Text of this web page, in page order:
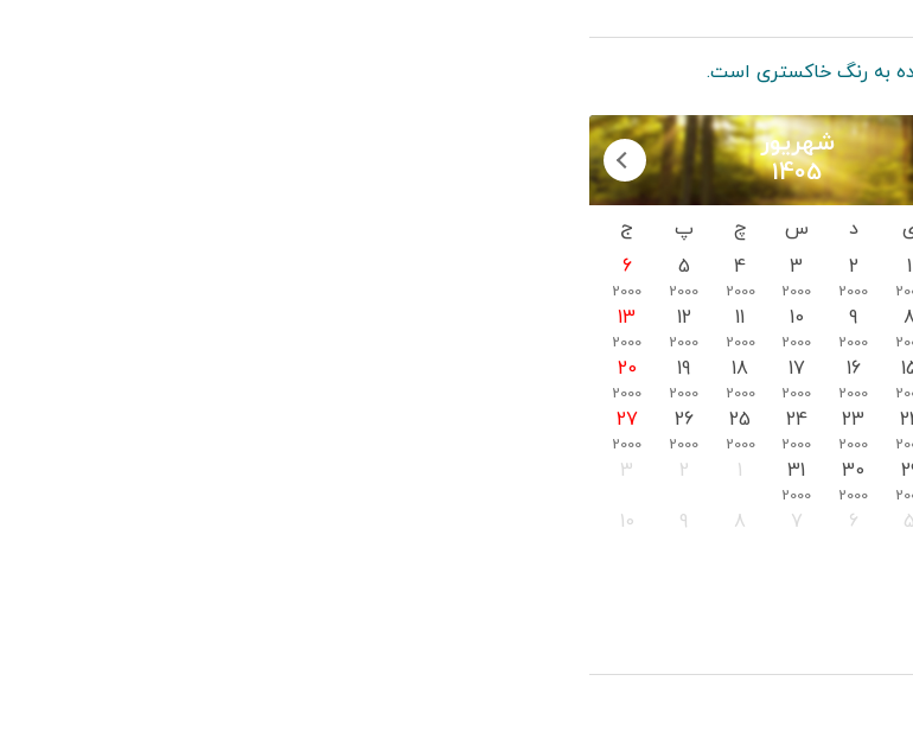
به رنگ خاکستری است.
شهریور
1405
د س چ پ
ج
1
2
2000
3
2000
4
2000
5
2000
6
2000
9
2000
10
2000
11
2000
12
2000
13
2000
16
2000
17
2000
18
2000
19
2000
20
2000
23
2000
24
2000
25
2000
26
2000
27
2000
30
2000
31
2000
1
2
3
5
6
7
8
9
10